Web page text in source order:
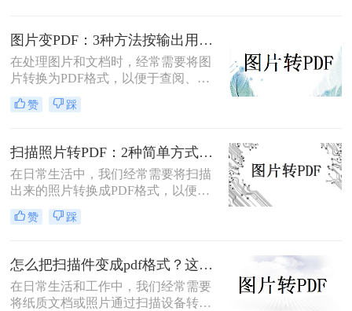
完成图片到PDF的转换。
图片变PDF：3种方法按输出用途（打印/存档/分享）选！
在处理图片和文档时，经常需要将图
片转换为PDF格式，以便于查阅、分
享或存档。那么如何把图片变成pdf
呢？本文将介绍三种常用的图片转
赞 踩
扫描照片转PDF：2种简单方式在身份证和合同上的操作差异！
在日常生活中，我们经常需要将扫描
出来的照片转换成PDF格式，以便于
分享、存储和管理。那么扫描出来的
照片怎么转成pdf呢？本文将介绍两种
赞 踩
怎么把扫描件变成pdf格式？这三种方法简单又实用！
在日常生活和工作中，我们经常需要
将纸质文档或照片通过扫描设备转化